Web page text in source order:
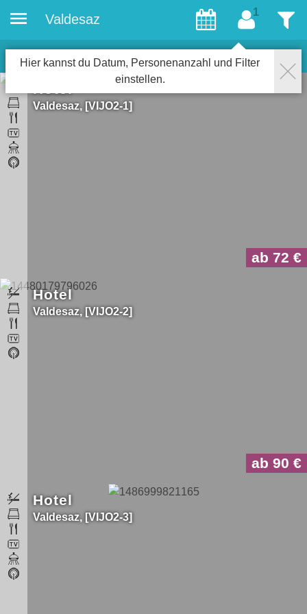
Valdesaz
Gäste
Filter
Hier kannst du Datum, Personenanzahl und Filter
einstellen.
Schließen
Objekte
Valdesaz VIJO2-1
ab 72
Hotel
Valdesaz VIJO2-2
ab 90
Hotel
Valdesaz VIJO2-3